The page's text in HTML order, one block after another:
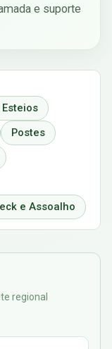
e suporte
Postes
e Assoalho
regional